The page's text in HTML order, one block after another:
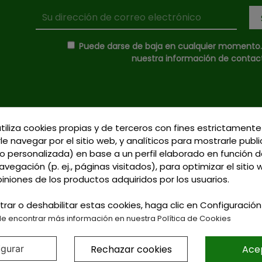
Puede darse de baja en cualquier
nuestra información de
Donde Estamos
Formas de Pago
Política de Privacidad
Política de Cookies
Gastos de Envío
C/ Delgadillo Nº 7 -
Talavera de la Reina
Llamadnos:
+34
Email:
GRATIS PARA PEDIDOS
cookies propias y de terceros con fines
navegar por el sitio web, y analíticos para mostrarle
personalizada) en base a un perfil elaborado en función
(p. ej., páginas visitados), para optimizar el sitio
de los productos adquiridos por los usuarios.
o deshabilitar estas cookies, haga clic en
encontrar más información en nuestra Política de Cookies
Rechazar cookies